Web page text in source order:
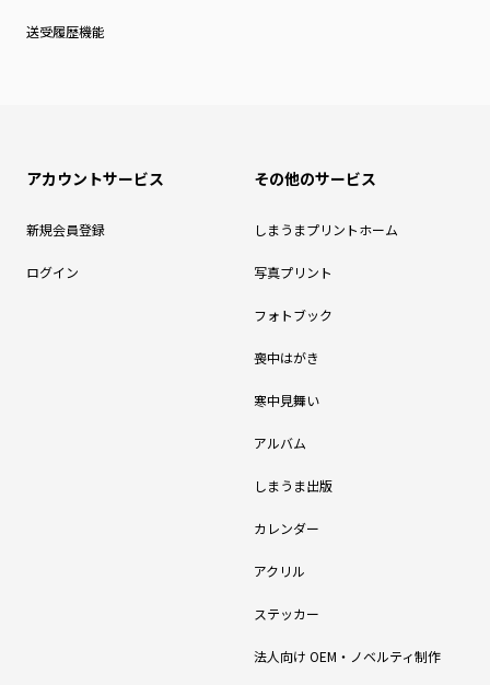
送受履歴機能
アカウントサービス
新規会員登録
ログイン
その他のサービス
しまうまプリントホーム
写真プリント
フォトブック
喪中はがき
寒中見舞い
アルバム
しまうま出版
カレンダー
アクリル
ステッカー
法人向け OEM・ノベルティ制作